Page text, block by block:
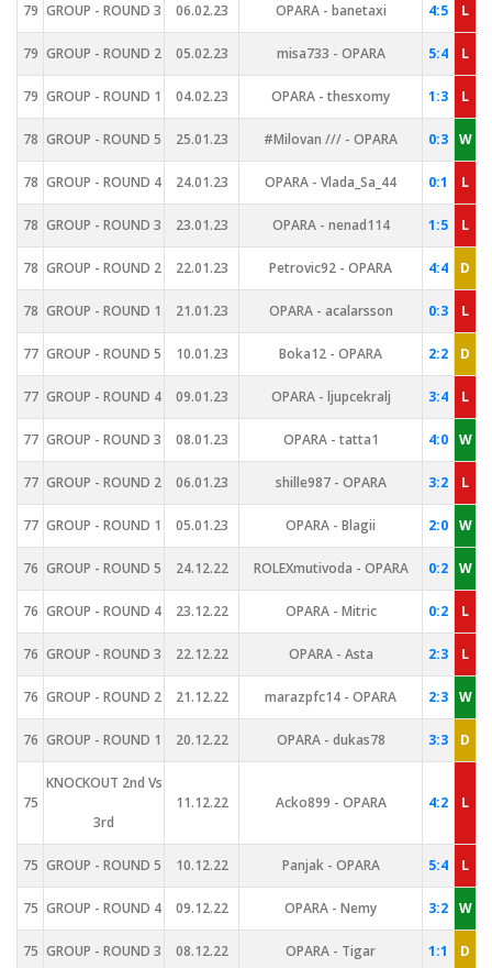
79 GROUP - ROUND 3 06.02.23 OPARA - banetaxi 4:5 L
79 GROUP - ROUND 2 05.02.23 misa733 - OPARA 5:4 L
79 GROUP - ROUND 1 04.02.23 OPARA - thesxomy 1:3 L
78 GROUP - ROUND 5 25.01.23 #Milovan /// - OPARA 0:3 W
78 GROUP - ROUND 4 24.01.23 OPARA - Vlada_Sa_44 0:1 L
78 GROUP - ROUND 3 23.01.23 OPARA - nenad114 1:5 L
78 GROUP - ROUND 2 22.01.23 Petrovic92 - OPARA 4:4 D
78 GROUP - ROUND 1 21.01.23 OPARA - acalarsson 0:3 L
77 GROUP - ROUND 5 10.01.23 Boka12 - OPARA 2:2 D
77 GROUP - ROUND 4 09.01.23 OPARA - ljupcekralj 3:4 L
77 GROUP - ROUND 3 08.01.23 OPARA - tatta1 4:0 W
77 GROUP - ROUND 2 06.01.23 shille987 - OPARA 3:2 L
77 GROUP - ROUND 1 05.01.23 OPARA - Blagii 2:0 W
76 GROUP - ROUND 5 24.12.22 ROLEXmutivoda - OPARA 0:2 W
76 GROUP - ROUND 4 23.12.22 OPARA - Mitric 0:2 L
76 GROUP - ROUND 3 22.12.22 OPARA - Asta 2:3 L
76 GROUP - ROUND 2 21.12.22 marazpfc14 - OPARA 2:3 W
76 GROUP - ROUND 1 20.12.22 OPARA - dukas78 3:3 D
75
KNOCKOUT 2nd Vs
3rd
11.12.22 Acko899 - OPARA 4:2 L
75 GROUP - ROUND 5 10.12.22 Panjak - OPARA 5:4 L
75 GROUP - ROUND 4 09.12.22 OPARA - Nemy 3:2 W
75 GROUP - ROUND 3 08.12.22 OPARA - Tigar 1:1 D